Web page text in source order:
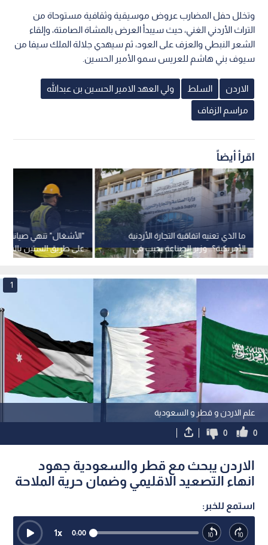
وتخلل حفل المضارب عروض موسيقية وثقافية مستوحاة من
التراث الأردني الغني، حيث سيبدأ العرض بالمشاة الصامتة، وإلقاء
الشعر النبطي والعزف على العود، ثم سيهدي جلالة الملك سيفا من
سيوف بني هاشم للعريس سمو الأمير الحسين.
الاردن السلط ولي العهد الامير الحسين بن عبدالله
مراسم الزفاف
اقرأ أيضاً
"الأشغال" تنهي صيانة
على طريق الستين
للإبلاغ عن العبث
ما الذي تعنيه اتفاقية التجارة الأردنية
الأمريكية؟.. وزير الصناعة يجيب في
نبض البلد
علم الاردن و قطر و السعودية
1
0
0
الاردن يبحث مع قطر والسعودية جهود
انهاء التصعيد الاقليمي وضمان حرية الملاحة
استمع للخبر:
0:00
1x